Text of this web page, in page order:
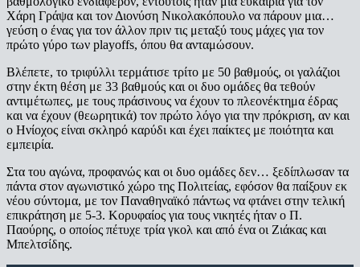
Χάρη Γράψα και τον Διονύση Νικολακόπουλο να πάρουν μια…
γεύση ο ένας για τον άλλον πριν τις μεταξύ τους μάχες για τον
πρώτο γύρο των playoffs, όπου θα ανταμώσουν.
Βλέπετε, το τριφύλλι τερμάτισε τρίτο με 50 βαθμούς, οι γαλάζιοι
στην έκτη θέση με 33 βαθμούς και οι δυο ομάδες θα τεθούν
αντιμέτωπες, με τους πράσινους να έχουν το πλεονέκτημα έδρας
και να έχουν (θεωρητικά) τον πρώτο λόγο για την πρόκριση, αν και
ο Ηνίοχος είναι σκληρό καρύδι και έχει παίκτες με ποιότητα και
εμπειρία.
Στα του αγώνα, προφανώς και οι δυο ομάδες δεν… ξεδίπλωσαν τα
πάντα στον αγωνιστικό χώρο της Πολιτείας, εφόσον θα παίξουν εκ
νέου σύντομα, με τον Παναθηναϊκό πάντως να φτάνει στην τελική
επικράτηση με 5-3. Κορυφαίος για τους νικητές ήταν ο Π.
Παούρης, ο οποίος πέτυχε τρία γκολ και από ένα οι Ζιάκας και
Μπελτσίδης.